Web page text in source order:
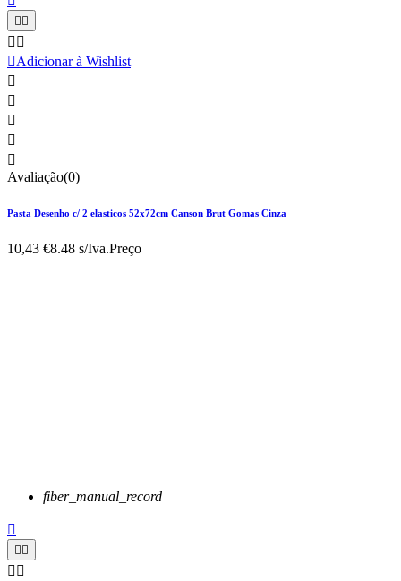
 
 
Adicionar à Wishlist





Avaliação(0)
Pasta Desenho c/ 2 elasticos 52x72cm Canson Brut Gomas Cinza
10,43 €8.48 s/Iva.Preço
fiber_manual_record

 
 